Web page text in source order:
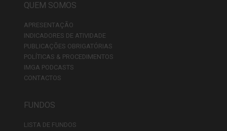
QUEM SOMOS
APRESENTAÇÃO
INDICADORES DE ATIVIDADE
PUBLICAÇÕES OBRIGATÓRIAS
POLÍTICAS & PROCEDIMENTOS
IMGA PODCASTS
CONTACTOS
FUNDOS
LISTA DE FUNDOS